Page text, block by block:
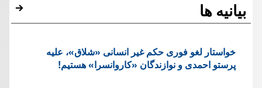
بیانیه ها
خواستار لغو فوری حکم غیر انسانی «شلاق»، علیه
پرستو احمدی و نوازندگان «کاروانسرا» هستیم!